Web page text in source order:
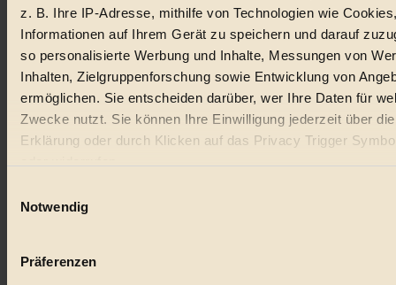
z. B. Ihre IP-Adresse, mithilfe von Technologien wie
Informationen auf Ihrem Gerät zu speichern und darauf
so personalisierte Werbung und Inhalte, Messungen von
Inhalten, Zielgruppenforschung sowie Entwicklung von
ermöglichen. Sie entscheiden darüber, wer Ihre Daten für
Zwecke nutzt. Sie können Ihre Einwilligung jederzeit über
Erklärung oder durch Klicken auf das Privacy Trigger
Wenn Sie es erlauben, würden wir auch gerne:
Ihr Gerät durch aktives Scannen nach bestimmten
Notwendig
Präferenzen
Social Media
22.601 Fans auf Facebook
Folge uns auf Instagram
Themen
Bio
#
Vegan